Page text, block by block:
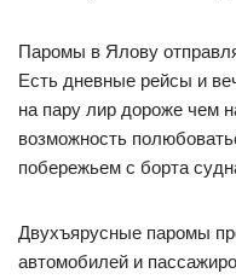
Паромы в Ялову
Есть дневные рейсы и
на пару лир дороже чем
возможность
побережьем с борта
Двухъярусные паромы
автомобилей и